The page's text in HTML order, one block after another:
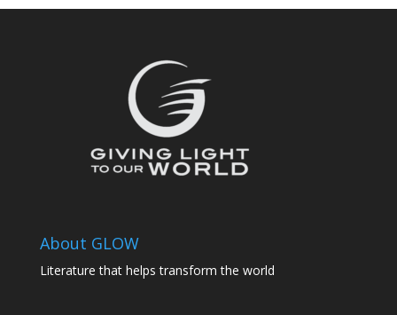
About GLOW
Literature that helps transform the world